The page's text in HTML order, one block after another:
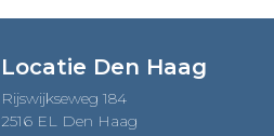
Locatie Den Haag
Rijswijkseweg 184
2516 EL Den Haag